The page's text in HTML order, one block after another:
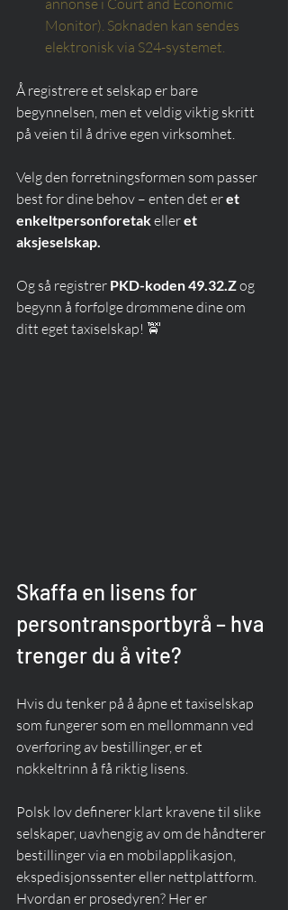
annonse i Court and Economic
Monitor). Søknaden kan sendes
elektronisk via S24-systemet.
Å registrere et selskap er bare
begynnelsen, men et veldig viktig skritt
på veien til å drive egen virksomhet.
Velg den forretningsformen som passer
best for dine behov – enten det er et
enkeltpersonforetak eller et
aksjeselskap.
Og så registrer PKD-koden 49.32.Z og
begynn å forfølge drømmene dine om
ditt eget taxiselskap! 🚖
Skaffa en lisens for
persontransportbyrå – hva
trenger du å vite?
Hvis du tenker på å åpne et taxiselskap
som fungerer som en mellommann ved
overføring av bestillinger, er et
nøkkeltrinn å få riktig lisens.
Polsk lov definerer klart kravene til slike
selskaper, uavhengig av om de håndterer
bestillinger via en mobilapplikasjon,
ekspedisjonssenter eller nettplattform.
Hvordan er prosedyren? Her er